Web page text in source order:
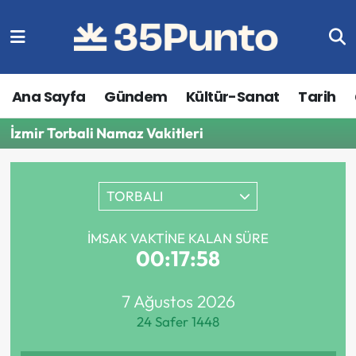
Ana Sayfa Gündem Kültür-Sanat Tarih
İzmir Torbali Namaz Vakitleri
TORBALI
İMSAK VAKTINE KALAN SÜRE
00:17:58
7 Ağustos 2026
24 Safer 1448